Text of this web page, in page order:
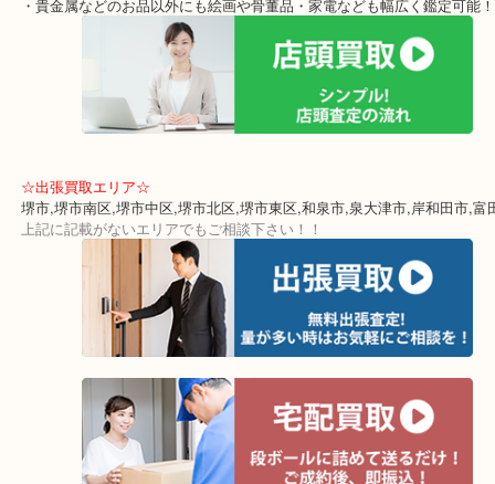
一度当店の無料査定にぜひお越し下さい。
ダイヤモンドには鑑定書がございますので、ありましたら一緒にお
・クロスモールにある店舗なのでお買い物中にもお立ち寄りしやす
・土日祝日休まず年中無休で営業中！※年末年始除く
・全国280ヶ所で展開しているのでスケールメリットで高額査定！
・貴金属などのお品以外にも絵画や骨董品・家電なども幅広く鑑定
☆出張買取エリア☆
堺市,堺市南区,堺市中区,堺市北区,堺市東区,和泉市,泉大津市,岸和田
上記に記載がないエリアでもご相談下さい！！